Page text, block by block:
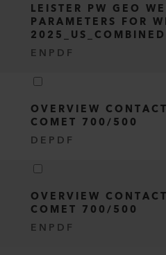
LEISTER PW GEO
PARAMETERS FOR
2025_US_COMBINED
EN PDF
OVERVIEW
COMET 700/500
DE PDF
OVERVIEW
COMET 700/500
EN PDF